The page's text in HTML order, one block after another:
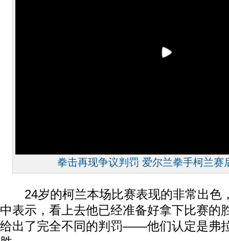
拳击再现争议判罚 爱尔兰拳手柯兰赛
24岁的柯兰本场比赛表现的非常出色
中表示，看上去他已经准备好拿下比赛的
给出了完全不同的判罚——他们认定是弗